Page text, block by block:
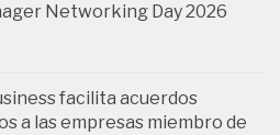
Networking Day 2026
facilita acuerdos
a las empresas miembro de